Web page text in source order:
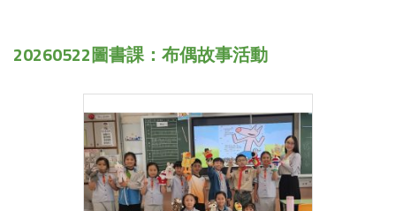
20260522圖書課：布偶故事活動